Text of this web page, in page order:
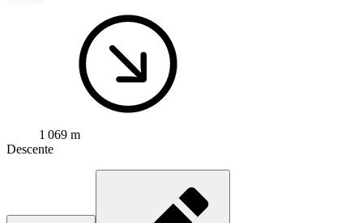
1 069 m
Descente